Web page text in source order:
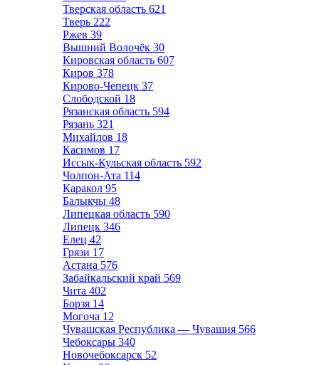
Тверская область 621
Тверь 222
Ржев 39
Вышний Волочёк 30
Кировская область 607
Киров 378
Кирово-Чепецк 37
Слободской 18
Рязанская область 594
Рязань 321
Михайлов 18
Касимов 17
Иссык-Кульская область 592
Чолпон-Ата 114
Каракол 95
Балыкчы 48
Липецкая область 590
Липецк 346
Елец 42
Грязи 17
Астана 576
Забайкальский край 569
Чита 402
Борзя 14
Могоча 12
Чувашская Республика — Чувашия 566
Чебоксары 340
Новочебоксарск 52